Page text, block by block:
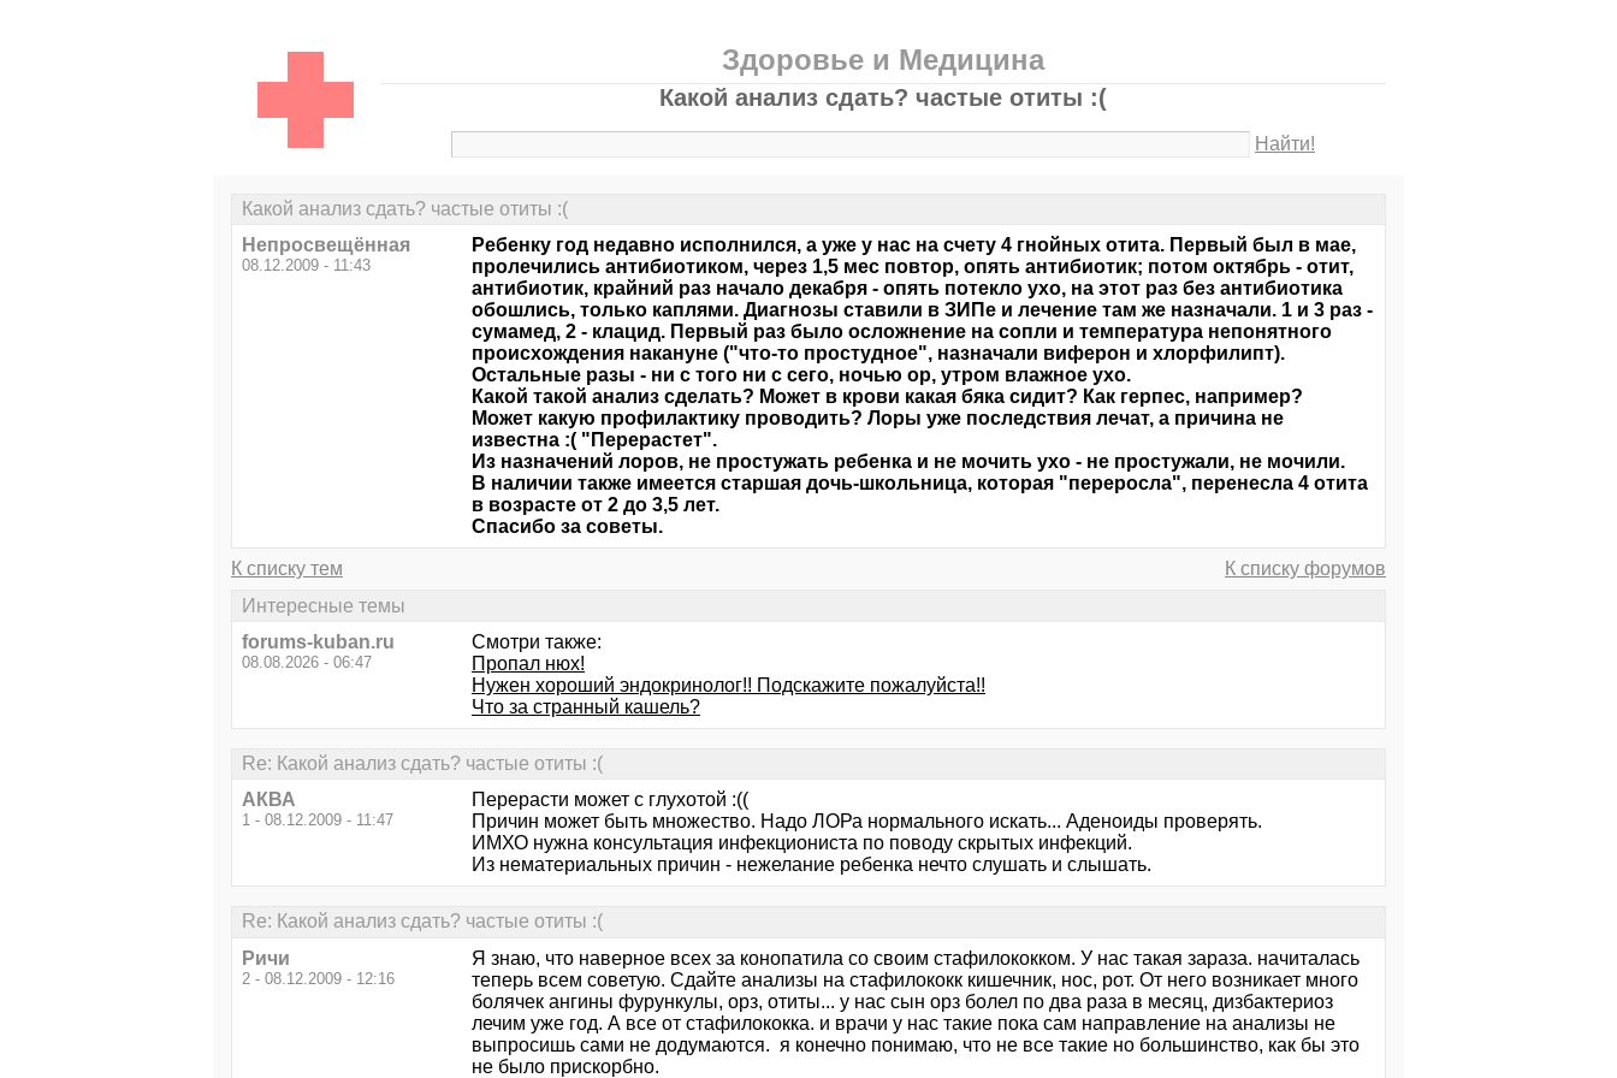
Здоровье и Медицина
Какой анализ сдать? частые отиты :(
Найти!
Какой анализ сдать? частые отиты :(
Непросвещённая
08.12.2009 - 11:43
Ребенку год недавно исполнился, а уже у нас на счету 4 гнойных отита. Первый был в мае,
пролечились антибиотиком, через 1,5 мес повтор, опять антибиотик; потом октябрь - отит,
антибиотик, крайний раз начало декабря - опять потекло ухо, на этот раз без антибиотика
обошлись, только каплями. Диагнозы ставили в ЗИПе и лечение там же назначали. 1 и 3 раз -
сумамед, 2 - клацид. Первый раз было осложнение на сопли и температура непонятного
происхождения накануне ("что-то простудное", назначали виферон и хлорфилипт).
Остальные разы - ни с того ни с сего, ночью ор, утром влажное ухо.
Какой такой анализ сделать? Может в крови какая бяка сидит? Как герпес, например?
Может какую профилактику проводить? Лоры уже последствия лечат, а причина не
известна :( "Перерастет".
Из назначений лоров, не простужать ребенка и не мочить ухо - не простужали, не мочили.
В наличии также имеется старшая дочь-школьница, которая "переросла", перенесла 4 отита
в возрасте от 2 до 3,5 лет.
Спасибо за советы.
К списку тем
К списку форумов
Интересные темы
forums-kuban.ru
08.08.2026 - 06:47
Смотри также:
Пропал нюх!
Нужен хороший эндокринолог!! Подскажите пожалуйста!!
Что за странный кашель?
Re: Какой анализ сдать? частые отиты :(
АКВА
1 - 08.12.2009 - 11:47
Перерасти может с глухотой :((
Причин может быть множество. Надо ЛОРа нормального искать... Аденоиды проверять.
ИМХО нужна консультация инфекциониста по поводу скрытых инфекций.
Из нематериальных причин - нежелание ребенка нечто слушать и слышать.
Re: Какой анализ сдать? частые отиты :(
Ричи
2 - 08.12.2009 - 12:16
Я знаю, что наверное всех за конопатила со своим стафилококком. У нас такая зараза. начиталась
теперь всем советую. Сдайте анализы на стафилококк кишечник, нос, рот. От него возникает много
болячек ангины фурункулы, орз, отиты... у нас сын орз болел по два раза в месяц, дизбактериоз
лечим уже год. А все от стафилококка. и врачи у нас такие пока сам направление на анализы не
выпросишь сами не додумаются. я конечно понимаю, что не все такие но большинство, как бы это
не было прискорбно.